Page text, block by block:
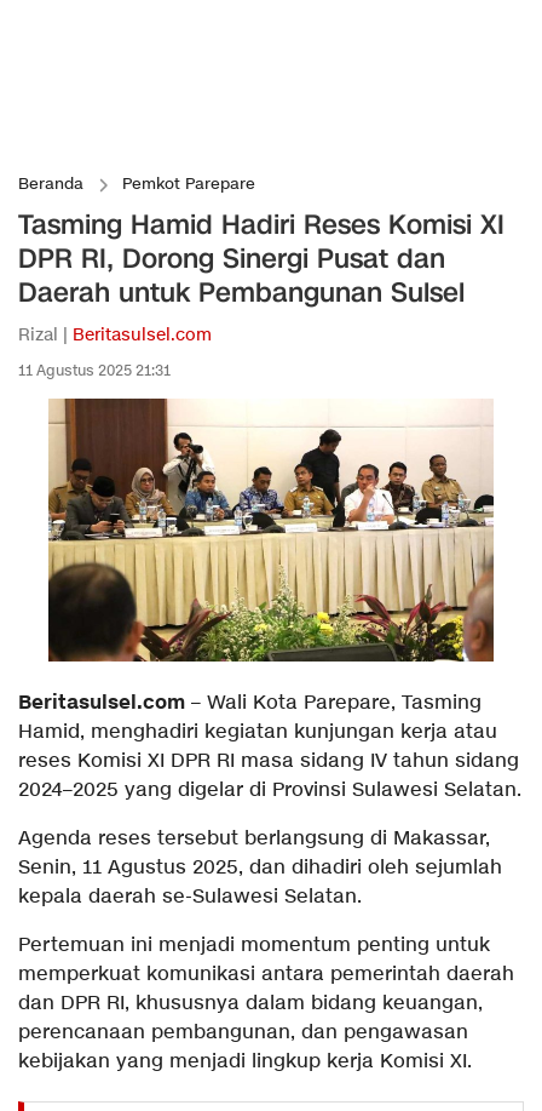
Beranda Pemkot Parepare
Tasming Hamid Hadiri Reses Komisi XI
DPR RI, Dorong Sinergi Pusat dan
Daerah untuk Pembangunan Sulsel
Rizal | Beritasulsel.com
11 Agustus 2025 21:31
Beritasulsel.com – Wali Kota Parepare, Tasming
Hamid, menghadiri kegiatan kunjungan kerja atau
reses Komisi XI DPR RI masa sidang IV tahun sidang
2024–2025 yang digelar di Provinsi Sulawesi Selatan.
Agenda reses tersebut berlangsung di Makassar,
Senin, 11 Agustus 2025, dan dihadiri oleh sejumlah
kepala daerah se-Sulawesi Selatan.
Pertemuan ini menjadi momentum penting untuk
memperkuat komunikasi antara pemerintah daerah
dan DPR RI, khususnya dalam bidang keuangan,
perencanaan pembangunan, dan pengawasan
kebijakan yang menjadi lingkup kerja Komisi XI.